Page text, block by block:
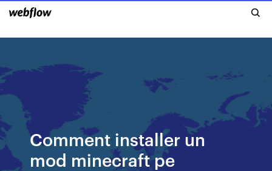
Comment installer un
mod minecraft pe